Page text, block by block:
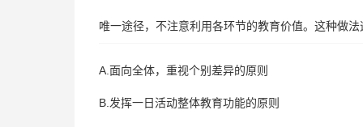
唯一途径，不注意利用各环节的教育价值。这种做法
A.面向全体，重视个别差异的原则
B.发挥一日活动整体教育功能的原则